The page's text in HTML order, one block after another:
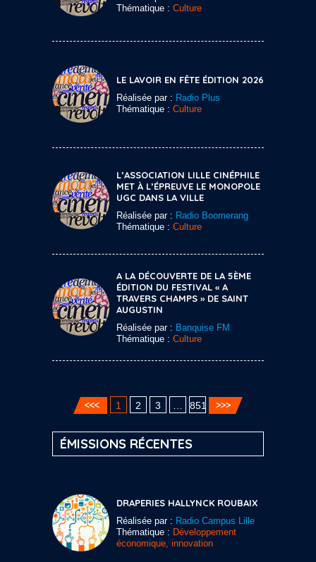
Thématique : Culture
LE LAVOIR EN FÊTE ÉDITION 2026
Réalisée par : Radio Plus
Thématique : Culture
L’ASSOCIATION LILLE CINÉPHILE
MET À L’ÉPREUVE LE MONOPOLE
UGC DANS LA VILLE
Réalisée par : Radio Boomerang
Thématique : Culture
A LA DÉCOUVERTE DE LA 5ÈME
ÉDITION DU FESTIVAL « A
TRAVERS CHAMPS » DE SAINT
AUGUSTIN
Réalisée par : Banquise FM
Thématique : Culture
1 2 3 851
ÉMISSIONS RÉCENTES
DRAPERIES HALLYNCK ROUBAIX
Réalisée par : Radio Campus Lille
Thématique : Développement
économique, innovation